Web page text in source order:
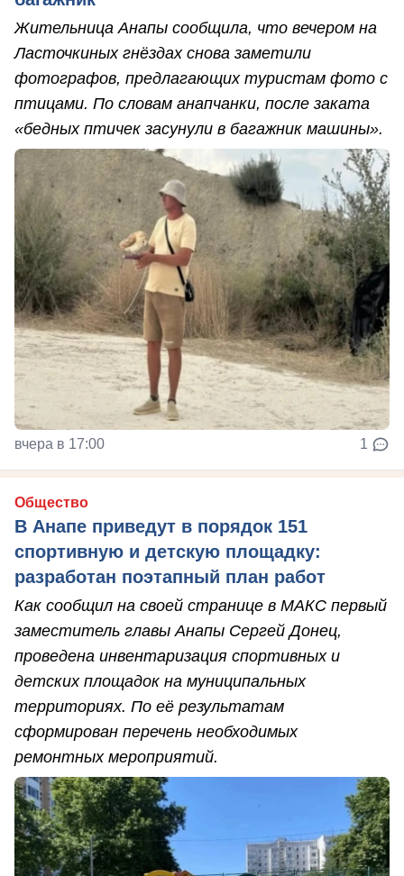
Жительница Анапы сообщила, что вечером на
Ласточкиных гнёздах снова заметили
фотографов, предлагающих туристам фото с
птицами. По словам анапчанки, после заката
«бедных птичек засунули в багажник машины».
вчера в 17:00 1
Общество
В Анапе приведут в порядок 151
спортивную и детскую площадку:
разработан поэтапный план работ
Как сообщил на своей странице в МАКС первый
заместитель главы Анапы Сергей Донец,
проведена инвентаризация спортивных и
детских площадок на муниципальных
территориях. По её результатам
сформирован перечень необходимых
ремонтных мероприятий.